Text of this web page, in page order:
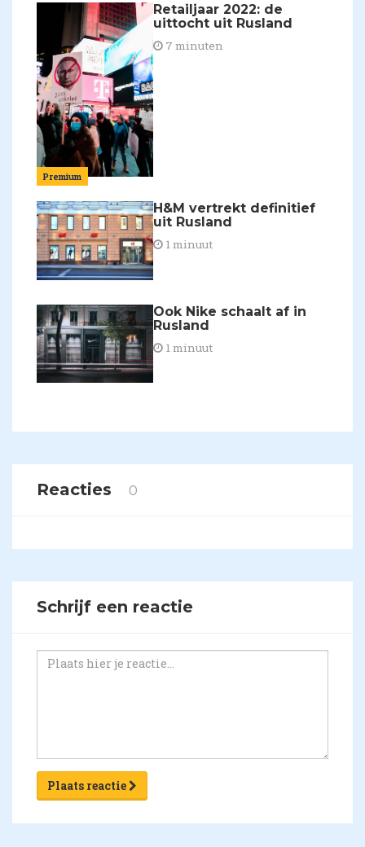
Premium
Retailjaar 2022: de
uittocht uit Rusland
7 minuten
H&M vertrekt definitief
uit Rusland
1 minuut
Ook Nike schaalt af in
Rusland
1 minuut
Reacties 0
Schrijf een reactie
Plaats reactie